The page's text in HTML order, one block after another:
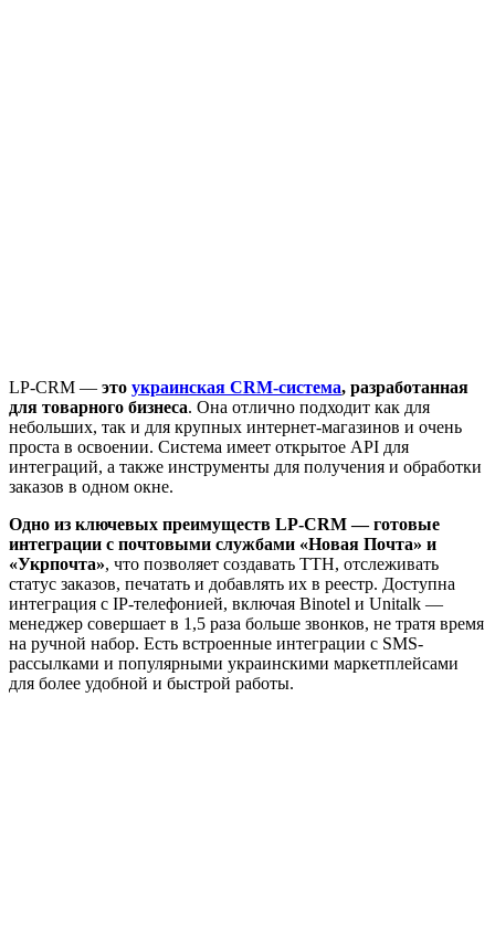
LP-CRM — это украинская CRM-система, разработанная
для товарного бизнеса. Она отлично подходит как для
небольших, так и для крупных интернет-магазинов и очень
проста в освоении. Система имеет открытое API для
интеграций, а также инструменты для получения и обработки
заказов в одном окне.
Одно из ключевых преимуществ LP-CRM — готовые
интеграции с почтовыми службами «Новая Почта» и
«Укрпочта», что позволяет создавать ТТН, отслеживать
статус заказов, печатать и добавлять их в реестр. Доступна
интеграция с IP-телефонией, включая Binotel и Unitalk —
менеджер совершает в 1,5 раза больше звонков, не тратя время
на ручной набор. Есть встроенные интеграции с SMS-
рассылками и популярными украинскими маркетплейсами
для более удобной и быстрой работы.